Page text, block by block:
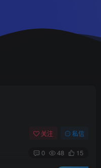
关注 私信
0 48
15